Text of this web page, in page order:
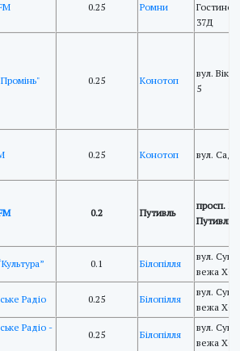
0.25 Ромни
37Д
0.25 Конотоп
вул.
5
0.25 Конотоп вул.
0.2 Путивль
просп.
0.1 Білопілля
вул.
вежа
Радіо 0.25 Білопілля
вул.
вежа
Радіо -
0.25 Білопілля
вул.
вежа